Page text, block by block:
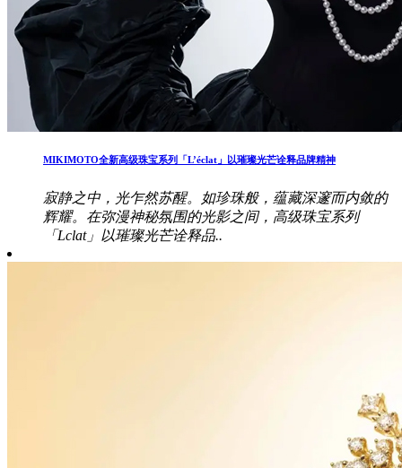
MIKIMOTO全新高级珠宝系列「L’éclat」以璀璨光芒诠释品牌精神
寂静之中，光乍然苏醒。如珍珠般，蕴藏深邃而内敛的
辉耀。在弥漫神秘氛围的光影之间，高级珠宝系列
「Lclat」以璀璨光芒诠释品..